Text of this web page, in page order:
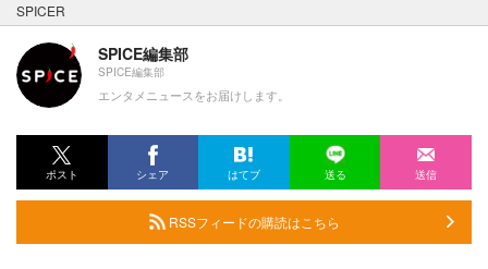
SPICER
SPICE編集部
SPICE編集部
エンタメニュースをお届けします。
ポスト シェア はてブ 送る 送信
RSSフィードの購読はこちら